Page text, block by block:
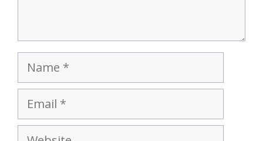
Name
Email
Website